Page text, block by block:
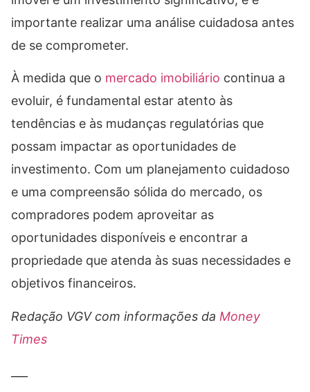
importante realizar uma análise cuidadosa antes
de se comprometer.
À medida que o mercado imobiliário continua a
evoluir, é fundamental estar atento às
tendências e às mudanças regulatórias que
possam impactar as oportunidades de
investimento. Com um planejamento cuidadoso
e uma compreensão sólida do mercado, os
compradores podem aproveitar as
oportunidades disponíveis e encontrar a
propriedade que atenda às suas necessidades e
objetivos financeiros.
Redação VGV com informações da Money
Times